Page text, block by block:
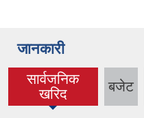
जानकारी
सार्वजनिक
खरिद
(active tab) बजेट